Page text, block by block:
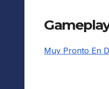
Muy Pronto En